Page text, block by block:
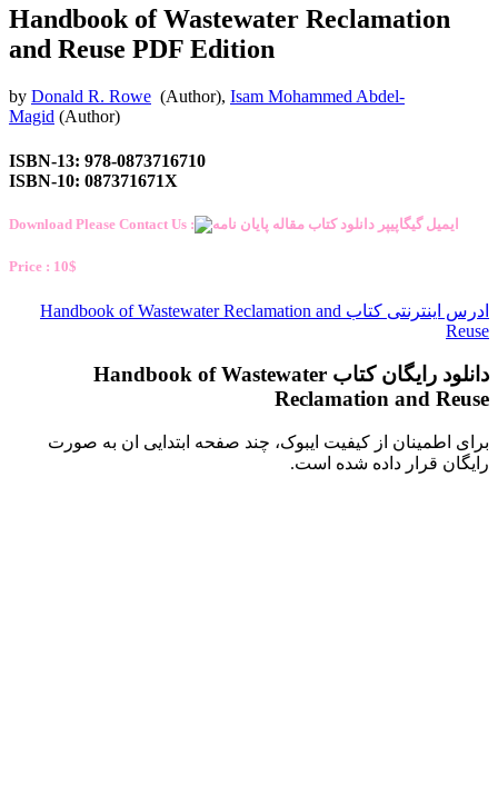
Handbook of Wastewater Reclamation
and Reuse PDF Edition
by Donald R. Rowe (Author), Isam Mohammed Abdel-
Magid (Author)
ISBN-13: 978-0873716710
ISBN-10: 087371671X
Download Please Contact Us :
Price : 10$
ادرس اینترنتی کتاب Handbook of Wastewater Reclamation and
Reuse
دانلود رایگان کتاب Handbook of Wastewater
Reclamation and Reuse
برای اطمینان از کیفیت ایبوک، چند صفحه ابتدایی ان به صورت
رایگان قرار داده شده است.